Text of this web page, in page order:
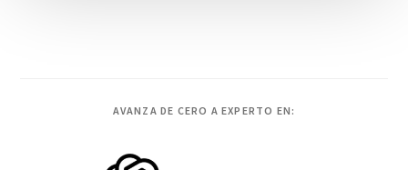
AVANZA DE CERO A EXPERTO EN: